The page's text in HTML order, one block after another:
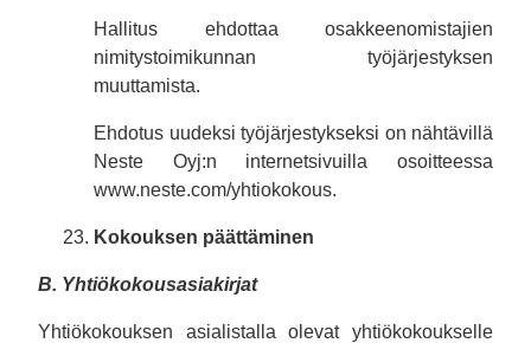
Hallitus ehdottaa osakkeenomistajien
nimitystoimikunnan työjärjestyksen
muuttamista.
Ehdotus uudeksi työjärjestykseksi on nähtävillä
Neste Oyj:n internetsivuilla osoitteessa
www.neste.com/yhtiokokous.
Kokouksen päättäminen
B. Yhtiökokousasiakirjat
Yhtiökokouksen asialistalla olevat yhtiökokoukselle